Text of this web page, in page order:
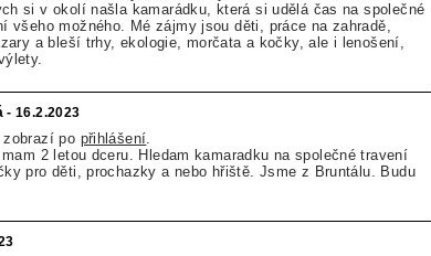
si v okolí našla kamarádku, která si udělá čas na společné
všeho možného. Mé zájmy jsou děti, práce na zahradě,
a bleší trhy, ekologie, morčata a kočky, ale i lenošení,
- 16.2.2023
zobrazí po přihlášení
2 letou dceru. Hledam kamaradku na společné travení
pro děti, prochazky a nebo hřiště. Jsme z Bruntálu. Budu